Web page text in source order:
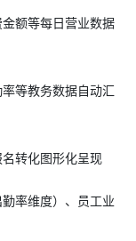
额等每日营业数据
等教务数据自动汇
转化图形化呈现
率维度）、员工业